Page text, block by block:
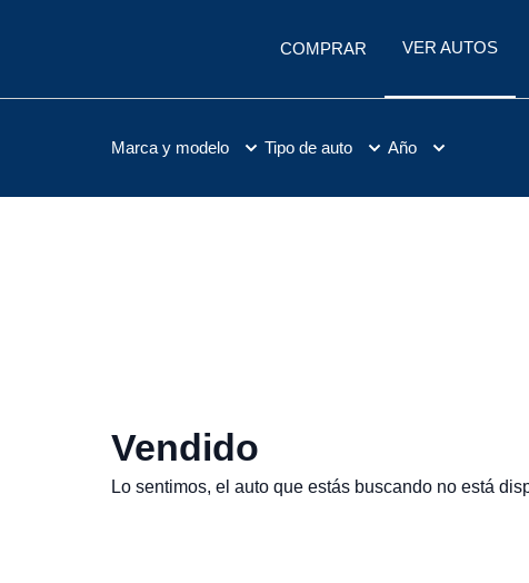
COMPRAR VER AUTOS
Marca y modelo Tipo de auto Año
Vendido
Lo sentimos, el auto que estás buscando no está